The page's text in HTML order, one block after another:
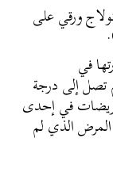
عنوان، كولاج ورقي على
في
تصل إلى درجة
في إحدى
الذي لم